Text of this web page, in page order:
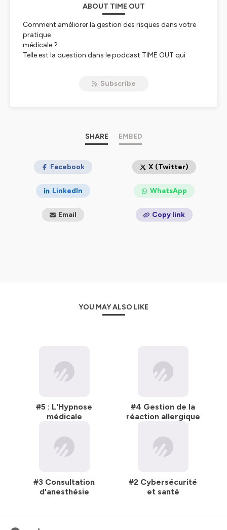
ABOUT TIME OUT
Comment améliorer la gestion des risques dans votre
pratique
médicale ?
Telle est la question dans le podcast TIME OUT qui
pause en compagnie de nos experts : chirurgiens,
médecins suisses, ce podcast est à l’initiative de
SMARTER(Swiss Medical Association For
partenariat avecBranchet Swiss
, filiale helvétique de
Hébergé par Ausha. Visitez
ausha.co/politique-de-
pour plus d'informations.
Subscribe
SHARE EMBED
Facebook X (Twitter)
LinkedIn WhatsApp
Email Copy link
YOU MAY ALSO LIKE
#5 : L'Hypnose
médicale
#4 Gestion de la
réaction allergique
#3 Consultation
d'anesthésie
#2 Cybersécurité
et santé